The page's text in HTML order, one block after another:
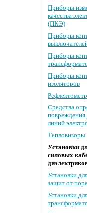
Приборы
качества
(ПКЭ)
Приборы
Приборы
Приборы
изоляторов
Средства
линий
Тепловизоры
Установки
силовых
Установки
защит от
Установки